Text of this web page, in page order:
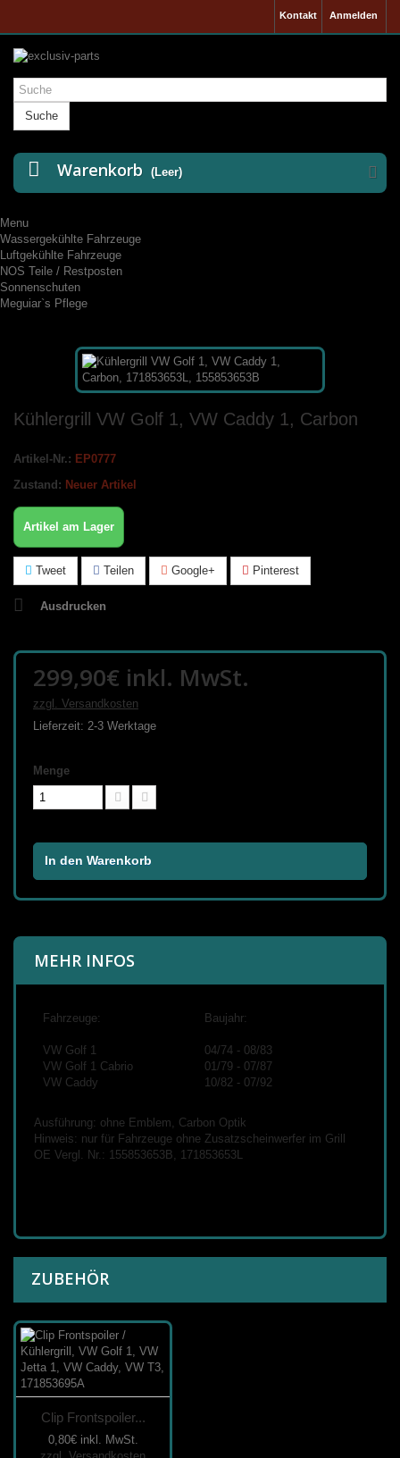
Anmelden
Kontakt
Suche
Warenkorb (Leer)
Menu
Wassergekühlte Fahrzeuge
Luftgekühlte Fahrzeuge
NOS Teile / Restposten
Sonnenschuten
Meguiar`s Pflege
Kühlergrill VW Golf 1, VW Caddy 1, Carbon
Artikel-Nr.: EP0777
Zustand: Neuer Artikel
Artikel am Lager
Tweet Teilen Google+ Pinterest
Ausdrucken
299,90€ inkl. MwSt.
zzgl. Versandkosten
Lieferzeit: 2-3 Werktage
Menge
In den Warenkorb
MEHR INFOS
Fahrzeuge: Baujahr:
VW Golf 1
VW Golf 1 Cabrio
VW Caddy
04/74 - 08/83
01/79 - 07/87
10/82 - 07/92
Ausführung: ohne Emblem, Carbon Optik
Hinweis: nur für Fahrzeuge ohne Zusatzscheinwerfer im Grill
OE Vergl. Nr.: 155853653B, 171853653L
ZUBEHÖR
Clip Frontspoiler...
0,80€ inkl. MwSt.